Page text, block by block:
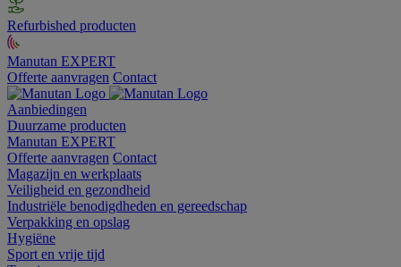
Refurbished producten
Manutan EXPERT
Offerte aanvragen Contact
Aanbiedingen
Duurzame producten
Manutan EXPERT
Offerte aanvragen Contact
Magazijn en werkplaats
Veiligheid en gezondheid
Industriële benodigdheden en gereedschap
Verpakking en opslag
Hygiëne
Sport en vrije tijd